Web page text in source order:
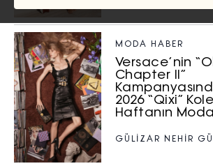
MODA HABER
Versace’nin
Chapter II”
2026 “Qixi”
Haftanın
GÜLİZAR NEHİR